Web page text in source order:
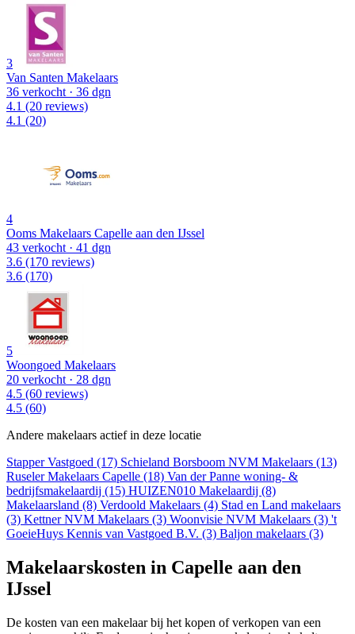
3
Van Santen Makelaars
36 verkocht · 36 dgn
4.1 (20 reviews)
4.1 (20)
4
Ooms Makelaars Capelle aan den IJssel
43 verkocht · 41 dgn
3.6 (170 reviews)
3.6 (170)
5
Woongoed Makelaars
20 verkocht · 28 dgn
4.5 (60 reviews)
4.5 (60)
Andere makelaars actief in deze locatie
Stapper Vastgoed (17) Schieland Borsboom NVM Makelaars (13)
Ruseler Makelaars Capelle (18) Van der Panne woning- &
bedrijfsmakelaardij (15) HUIZEN010 Makelaardij (8)
Makelaarsland (8) Verdoold Makelaars (4) Stad en Land makelaars
(3) Kettner NVM Makelaars (3) Woonvisie NVM Makelaars (3) 't
GoeieHuys Kennis van Vastgoed B.V. (3) Baljon makelaars (3)
Makelaarskosten in Capelle aan den
IJssel
De kosten van een makelaar bij het kopen of verkopen van een